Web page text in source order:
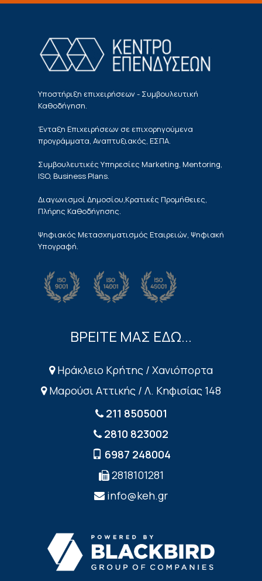
Υποστήριξη επιχειρήσεων - Συμβουλευτική
Καθοδήγηση.
Ένταξη Επιχειρήσεων σε επιχορηγούμενα
προγράμματα, Αναπτυξιακός, ΕΣΠΑ.
Συμβουλευτικές Υπηρεσίες Marketing, Mentoring,
ISO, Business Plans.
Διαγωνισμοί Δημοσίου,Κρατικές Προμήθειες,
Πλήρης Καθοδήγησης.
Ψηφιακός Μετασχηματισμός Εταιρειών, Ψηφιακή
Υπογραφή.
ΒΡΕΙΤΕ ΜΑΣ ΕΔΩ...
Ηράκλειο Κρήτης / Χανιόπορτα
Μαρούσι Αττικής / Λ. Κηφισίας 148
211 8505001
2810 823002
6987 248004
2818101281
info@keh.gr